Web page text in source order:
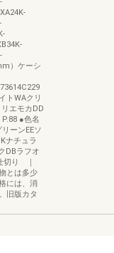
）ケーシ
トWAクリ
エモカDD
●色名
ーンEEソ
ナチュラ
DBラフオ
仕切り ｜
とは多少
には、消
旧版カタ